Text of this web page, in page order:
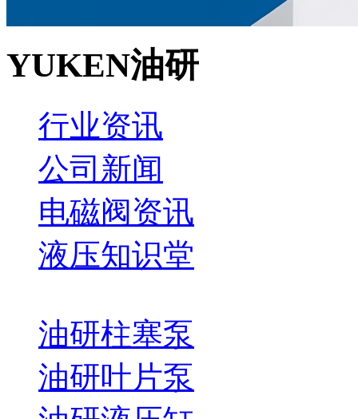
YUKEN油研
行业资讯
公司新闻
电磁阀资讯
液压知识堂
油研柱塞泵
油研叶片泵